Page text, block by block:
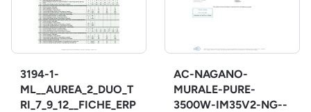
3194-1-
ML__AUREA_2_DUO_T
RI_7_9_12__FICHE_ERP
AC-NAGANO-
MURALE-PURE-
3500W-IM35V2-NG--